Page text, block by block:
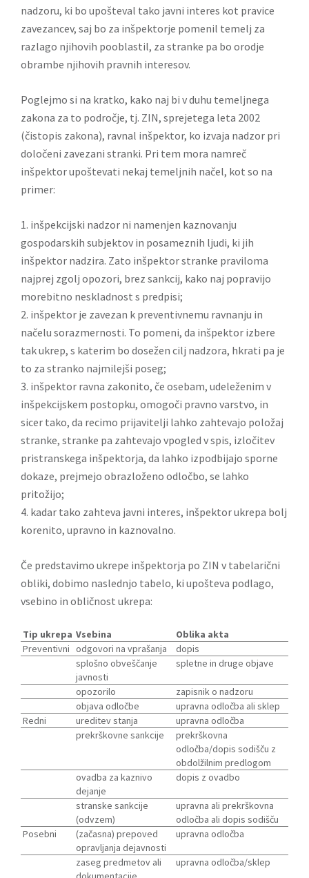
nadzoru, ki bo upošteval tako javni interes kot pravice
zavezancev, saj bo za inšpektorje pomenil temelj za
razlago njihovih pooblastil, za stranke pa bo orodje
obrambe njihovih pravnih interesov.
Poglejmo si na kratko, kako naj bi v duhu temeljnega
zakona za to področje, tj. ZIN, sprejetega leta 2002
(čistopis zakona), ravnal inšpektor, ko izvaja nadzor pri
določeni zavezani stranki. Pri tem mora namreč
inšpektor upoštevati nekaj temeljnih načel, kot so na
primer:
1. inšpekcijski nadzor ni namenjen kaznovanju
gospodarskih subjektov in posameznih ljudi, ki jih
inšpektor nadzira. Zato inšpektor stranke praviloma
najprej zgolj opozori, brez sankcij, kako naj popravijo
morebitno neskladnost s predpisi;
2. inšpektor je zavezan k preventivnemu ravnanju in
načelu sorazmernosti. To pomeni, da inšpektor izbere
tak ukrep, s katerim bo dosežen cilj nadzora, hkrati pa je
to za stranko najmilejši poseg;
3. inšpektor ravna zakonito, če osebam, udeleženim v
inšpekcijskem postopku, omogoči pravno varstvo, in
sicer tako, da recimo prijavitelji lahko zahtevajo položaj
stranke, stranke pa zahtevajo vpogled v spis, izločitev
pristranskega inšpektorja, da lahko izpodbijajo sporne
dokaze, prejmejo obrazloženo odločbo, se lahko
pritožijo;
4. kadar tako zahteva javni interes, inšpektor ukrepa bolj
korenito, upravno in kaznovalno.
Če predstavimo ukrepe inšpektorja po ZIN v tabelarični
obliki, dobimo naslednjo tabelo, ki upošteva podlago,
vsebino in obličnost ukrepa:
Tip ukrepa Vsebina
Oblika akta
Preventivni odgovori na vprašanja
dopis
splošno obveščanje
javnosti
spletne in druge objave
opozorilo
zapisnik o nadzoru
objava odločbe
upravna odločba ali sklep
Redni
ureditev stanja
upravna odločba
prekrškovne sankcije
prekrškovna
odločba/dopis sodišču z
obdolžilnim predlogom
ovadba za kaznivo
dejanje
dopis z ovadbo
stranske sankcije
(odvzem)
upravna ali prekrškovna
odločba ali dopis sodišču
Posebni
(začasna) prepoved
opravljanja dejavnosti
upravna odločba
zaseg predmetov ali
upravna odločba/sklep